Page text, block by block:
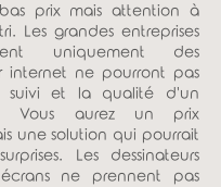
prix mais attention à
Les grandes entreprises
uniquement des
internet ne pourront pas
suivi et la qualité d'un
Vous aurez un prix
une solution qui pourrait
Les dessinateurs
ne prennent pas